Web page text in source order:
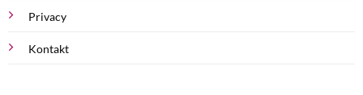
Privacy
Kontakt